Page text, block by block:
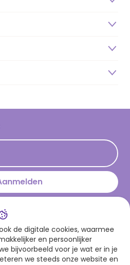
teksten
de digitale cookies, waarmee
en persoonlijker
bijvoorbeeld voor je wat er in je
we steeds onze website en